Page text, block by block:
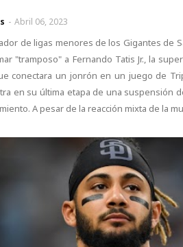
- Abril 06, 2023
de ligas menores de los Gigantes de
"tramposo" a Fernando Tatis Jr., la
conectara un jonrón en un juego de
en su última etapa de una suspensión
A pesar de la reacción mixta de la